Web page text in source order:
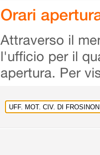
Orari
Attraverso il
l'ufficio per il
apertura. Per